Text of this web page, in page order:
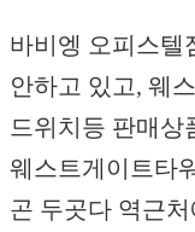
바비엥 오피스텔
안하고 있고, 웨
드위치등 판매상
웨스트게이트타
곤 두곳다 역근